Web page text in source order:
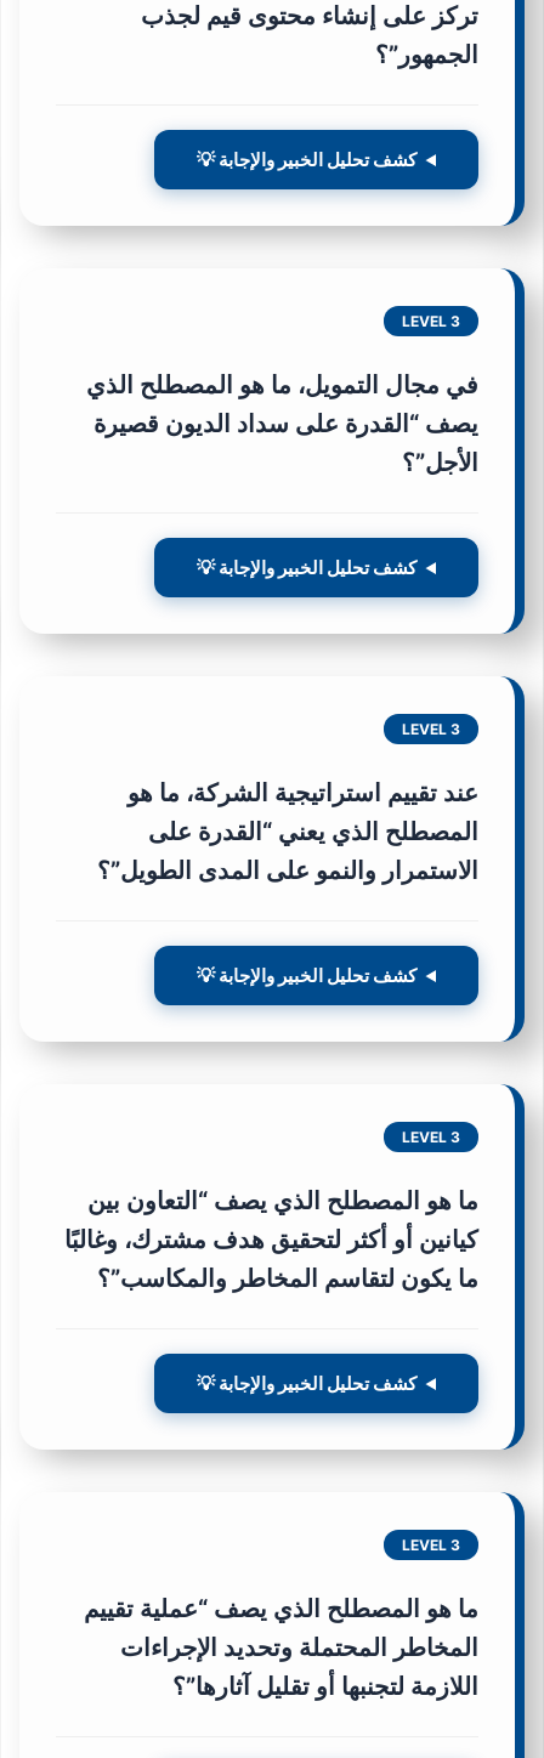
تركز على إنشاء محتوى قيم لجذب
الجمهور”؟
كشف تحليل الخبير والإجابة 💡
LEVEL 3
في مجال التمويل، ما هو المصطلح الذي
يصف “القدرة على سداد الديون قصيرة
الأجل”؟
كشف تحليل الخبير والإجابة 💡
LEVEL 3
عند تقييم استراتيجية الشركة، ما هو
المصطلح الذي يعني “القدرة على
الاستمرار والنمو على المدى الطويل”؟
كشف تحليل الخبير والإجابة 💡
LEVEL 3
ما هو المصطلح الذي يصف “التعاون بين
كيانين أو أكثر لتحقيق هدف مشترك، وغالبًا
ما يكون لتقاسم المخاطر والمكاسب”؟
كشف تحليل الخبير والإجابة 💡
LEVEL 3
ما هو المصطلح الذي يصف “عملية تقييم
المخاطر المحتملة وتحديد الإجراءات
اللازمة لتجنبها أو تقليل آثارها”؟